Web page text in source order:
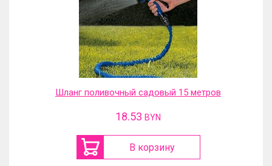
Шланг поливочный садовый 15 метров
18.53 BYN
В корзину